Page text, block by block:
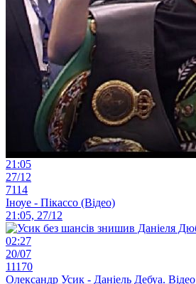
21:05
27/12
7114
Іноуе - Пікассо (Відео)
21:05, 27/12
02:27
20/07
11170
Олександр Усик - Даніель Дебуа. Відео